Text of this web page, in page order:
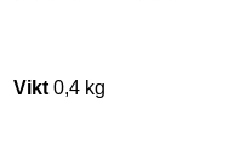
Vikt 0,4 kg